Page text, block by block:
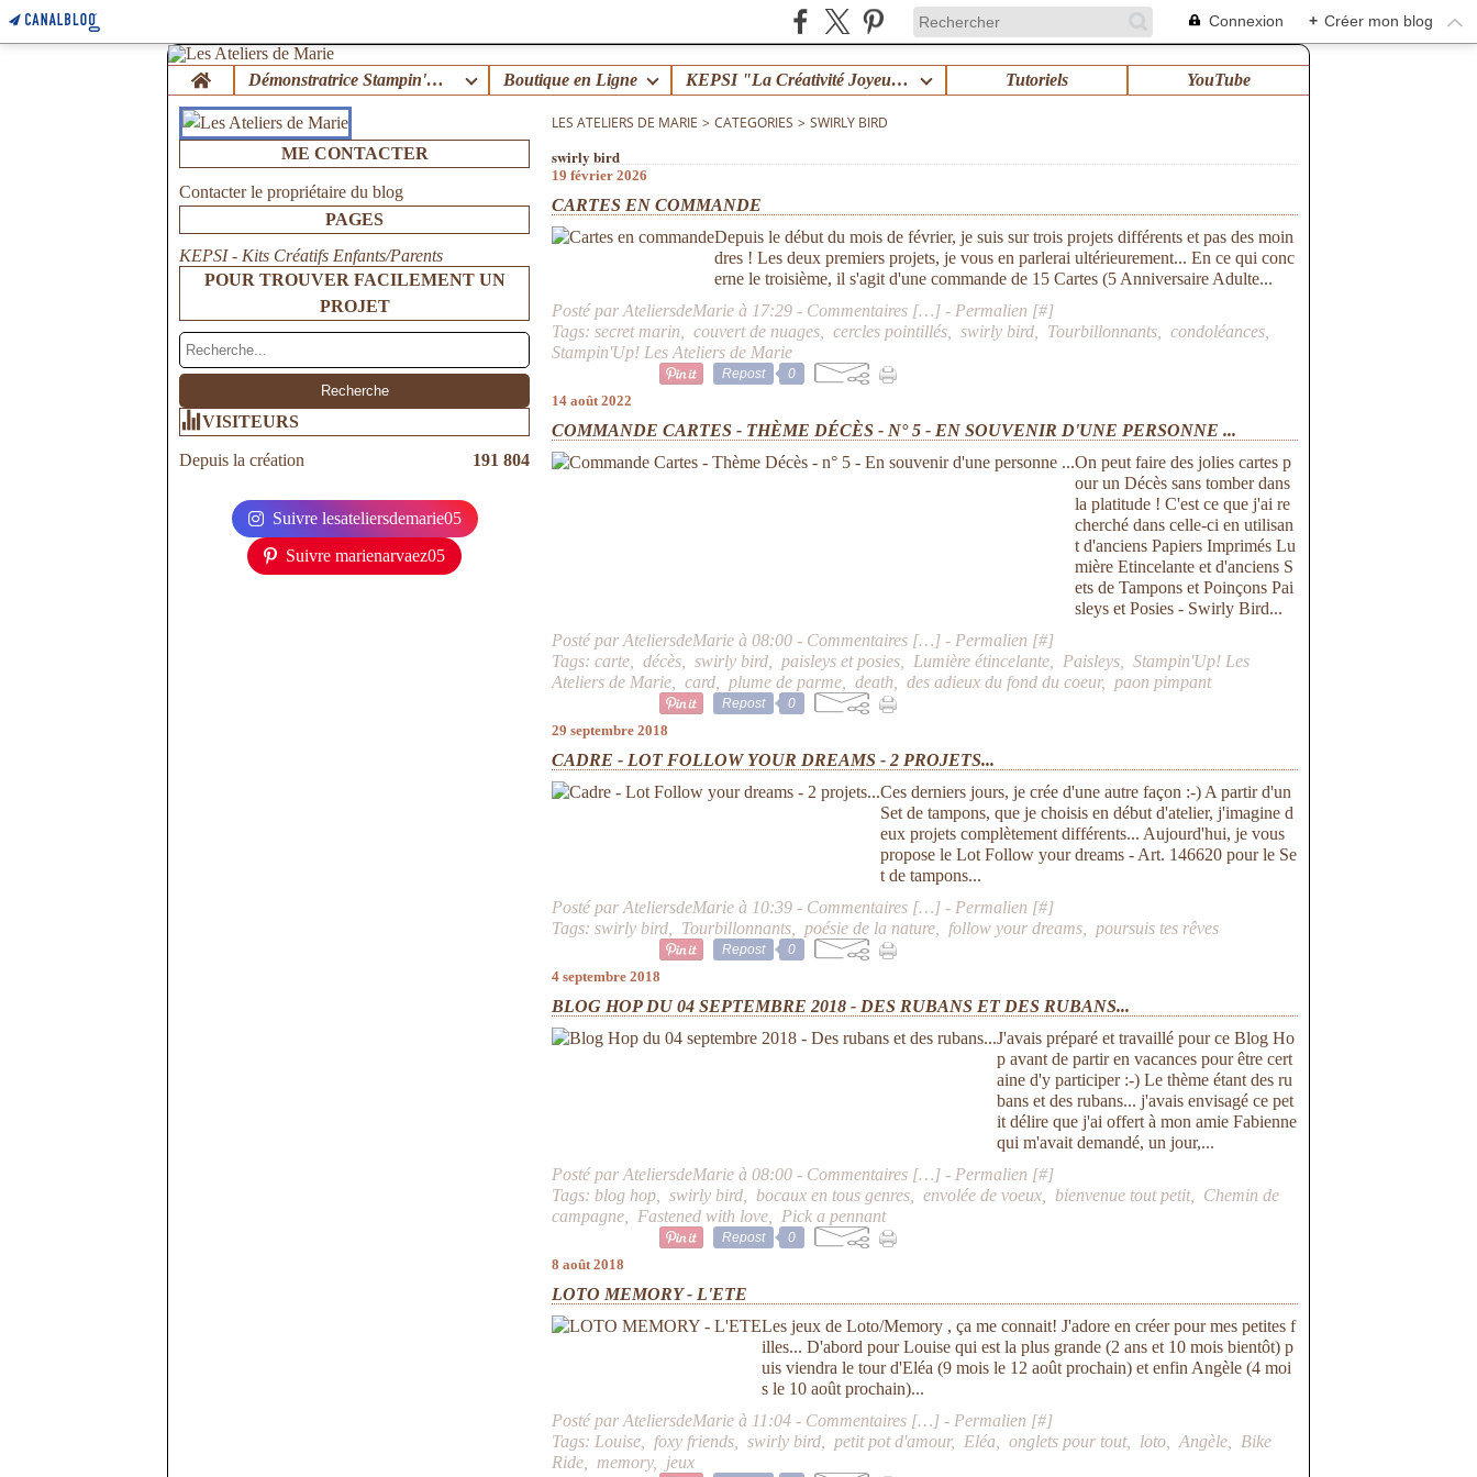
Connexion + Créer mon blog
Home Démonstratrice Stampin'Up ! Boutique en Ligne KEPSI "La Créativité Joyeuse en Famille" ! Tutoriels YouTube
ME CONTACTER
Contacter le propriétaire du blog
PAGES
KEPSI - Kits Créatifs Enfants/Parents
POUR TROUVER FACILEMENT UN
PROJET
VISITEURS
Depuis la création 191 804
Suivre lesateliersdemarie05
Suivre marienarvaez05
LES ATELIERS DE MARIE > CATEGORIES > SWIRLY BIRD
swirly bird
19 février 2026
CARTES EN COMMANDE
Depuis le début du mois de février, je suis sur trois projets différents et pas des moin
dres ! Les deux premiers projets, je vous en parlerai ultérieurement... En ce qui conc
erne le troisième, il s'agit d'une commande de 15 Cartes (5 Anniversaire Adulte...
Posté par AteliersdeMarie à 17:29 - Commentaires […] - Permalien [#]
Tags:secret marin ,couvert de nuages ,cercles pointillés ,swirly bird Tourbillonnants ,condoléances
Stampin'Up! Les Ateliers de Marie
Repost 0
14 août 2022
COMMANDE CARTES - THÈME DÉCÈS - N° 5 - EN SOUVENIR D'UNE PERSONNE ...
On peut faire des jolies cartes p
our un Décès sans tomber dans
la platitude ! C'est ce que j'ai re
cherché dans celle-ci en utilisan
t d'anciens Papiers Imprimés Lu
mière Etincelante et d'anciens S
ets de Tampons et Poinçons Pai
sleys et Posies - Swirly Bird...
Posté par AteliersdeMarie à 08:00 - Commentaires […] - Permalien [#]
Tags:carte ,décès ,swirly bird paisleys et posies Lumière étincelante Paisleys ,Stampin'Up! Les
Ateliers de Marie ,card plume de parme ,death ,des adieux du fond du coeur, paon pimpant
Repost 0
29 septembre 2018
CADRE - LOT FOLLOW YOUR DREAMS - 2 PROJETS...
Ces derniers jours, je crée d'une autre façon :-) A partir d'un
Set de tampons, que je choisis en début d'atelier, j'imagine d
eux projets complètement différents... Aujourd'hui, je vous
propose le Lot Follow your dreams - Art. 146620 pour le Se
t de tampons...
Posté par AteliersdeMarie à 10:39 - Commentaires […] - Permalien [#]
Tags:swirly bird Tourbillonnants poésie de la nature follow your dreams poursuis tes rêves
Repost 0
4 septembre 2018
BLOG HOP DU 04 SEPTEMBRE 2018 - DES RUBANS ET DES RUBANS...
J'avais préparé et travaillé pour ce Blog Ho
p avant de partir en vacances pour être cert
aine d'y participer :-) Le thème étant des ru
bans et des rubans... j'avais envisagé ce pet
it délire que j'ai offert à mon amie Fabienne
qui m'avait demandé, un jour,...
Posté par AteliersdeMarie à 08:00 - Commentaires […] - Permalien [#]
Tags: blog hop ,swirly bird bocaux en tous genres ,envolée de voeux bienvenue tout petit, Chemin de
campagne
Fastened with love Pick a pennant
Repost 0
8 août 2018
LOTO MEMORY - L'ETE
Les jeux de Loto/Memory , ça me connait! J'adore en créer pour mes petites f
illes... D'abord pour Louise qui est la plus grande (2 ans et 10 mois bientôt) p
uis viendra le tour d'Eléa (9 mois le 12 août prochain) et enfin Angèle (4 moi
s le 10 août prochain)...
Posté par AteliersdeMarie à 11:04 - Commentaires […] - Permalien [#]
Tags: Louise foxy friends ,swirly bird petit pot d'amour, Eléa ,onglets pour tout, loto ,Angèle
Bike
Ride
memory, jeux